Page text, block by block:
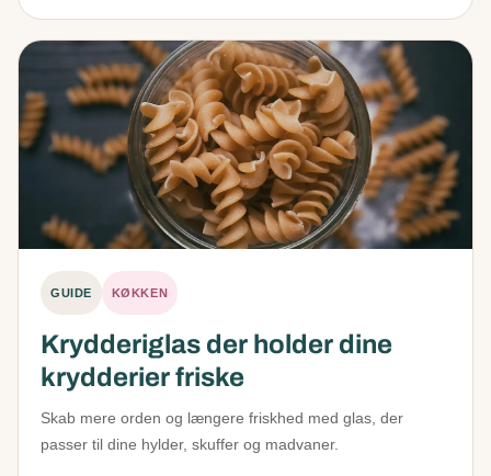
GUIDE KØKKEN
Krydderiglas der holder dine
krydderier friske
Skab mere orden og længere friskhed med glas, der
passer til dine hylder, skuffer og madvaner.